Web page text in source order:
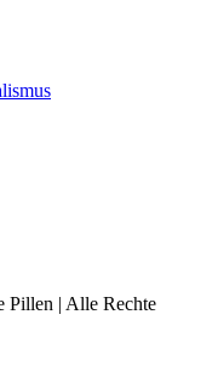
Pillen | Alle Rechte